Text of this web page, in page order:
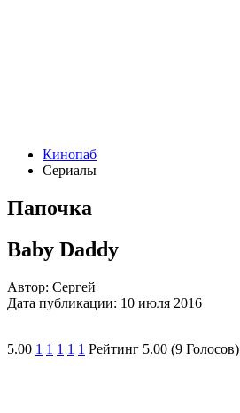
Кинопаб
Сериалы
Папочка
Baby Daddy
Автор: Сергей
Дата публикации: 10 июля 2016
5.00 1 1 1 1 1 Рейтинг 5.00 (9 Голосов)